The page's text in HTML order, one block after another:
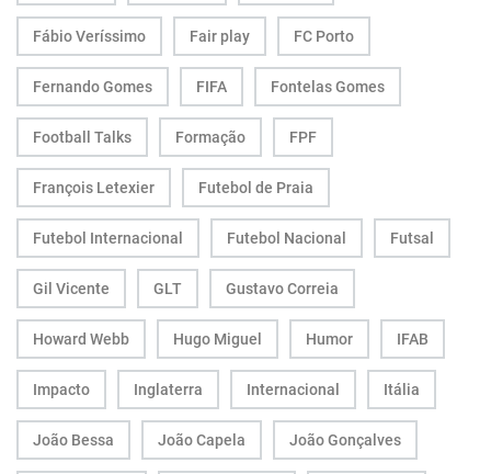
Fábio Veríssimo Fair play FC Porto
Fernando Gomes FIFA Fontelas Gomes
Football Talks Formação FPF
François Letexier Futebol de Praia
Futebol Internacional Futebol Nacional Futsal
Gil Vicente GLT Gustavo Correia
Howard Webb Hugo Miguel Humor IFAB
Impacto Inglaterra Internacional Itália
João Bessa João Capela João Gonçalves